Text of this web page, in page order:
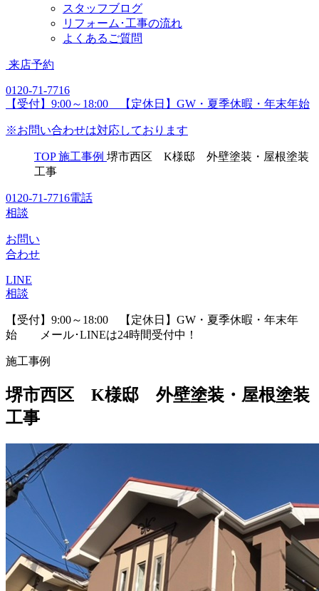
スタッフブログ
リフォーム･工事の流れ
よくあるご質問
来店予約
0120-71-7716
【受付】9:00～18:00 【定休日】GW・夏季休暇・年末年始
※お問い合わせは対応しております
TOP 施工事例 堺市西区 K様邸 外壁塗装・屋根塗装
工事
0120-71-7716電話
相談
お問い
合わせ
LINE
相談
【受付】9:00～18:00 【定休日】GW・夏季休暇・年末年
始 メール･LINEは24時間受付中！
施工事例
堺市西区 K様邸 外壁塗装・屋根塗装
工事